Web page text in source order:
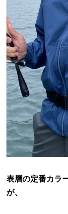
表層の定番カラ
が、